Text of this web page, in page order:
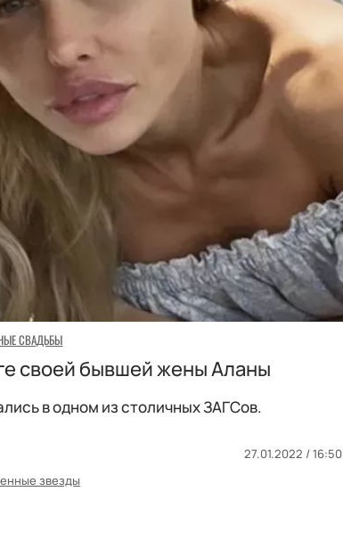
СВАДЬБЫ
своей бывшей жены Аланы
в одном из столичных ЗАГСов.
27.01.2022 / 16:50
звезды